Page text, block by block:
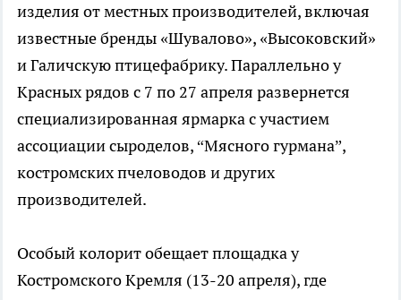
изделия от местных производителей, включая
известные бренды «Шувалово», «Высоковский»
и Галичскую птицефабрику. Параллельно у
Красных рядов с 7 по 27 апреля развернется
специализированная ярмарка с участием
ассоциации сыроделов, “Мясного гурмана”,
костромских пчеловодов и других
производителей.
Особый колорит обещает площадка у
Костромского Кремля (13-20 апреля), где